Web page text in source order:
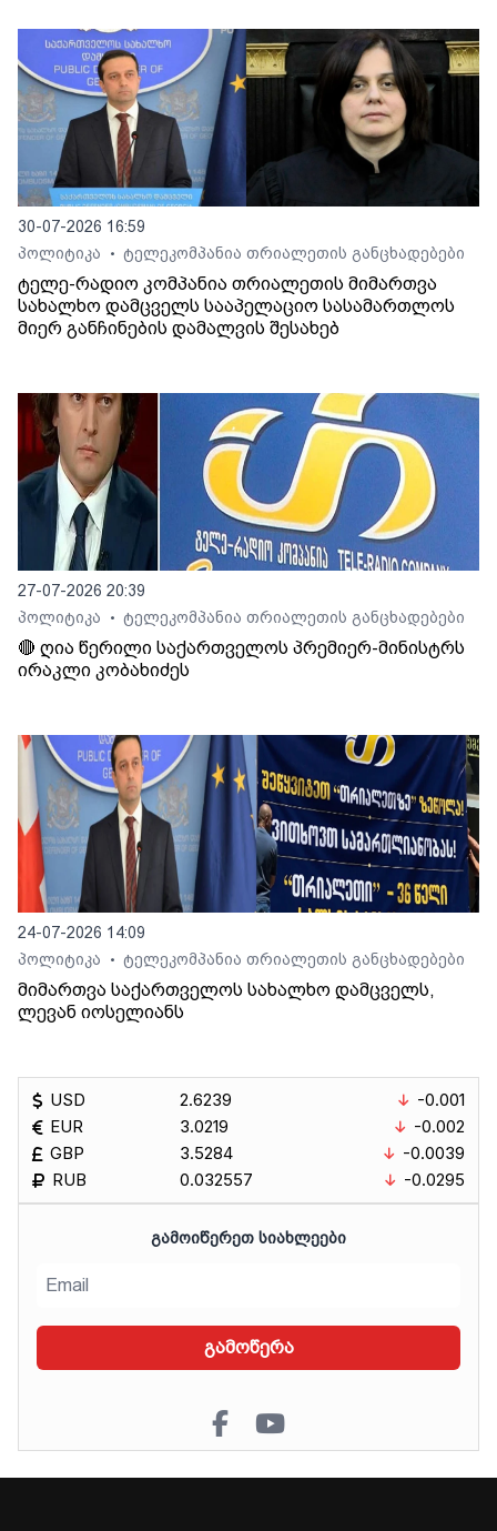
30-07-2026 16:59
პოლიტიკა
• ტელეკომპანია თრიალეთის განცხადებები
ტელე-რადიო კომპანია თრიალეთის მიმართვა
სახალხო დამცველს სააპელაციო სასამართლოს
მიერ განჩინების დამალვის შესახებ
27-07-2026 20:39
პოლიტიკა
• ტელეკომპანია თრიალეთის განცხადებები
🔴 ღია წერილი საქართველოს პრემიერ-მინისტრს
ირაკლი კობახიძეს
24-07-2026 14:09
პოლიტიკა
• ტელეკომპანია თრიალეთის განცხადებები
მიმართვა საქართველოს სახალხო დამცველს,
ლევან იოსელიანს
USD
EUR
GBP
RUB
2.6239
3.0219
3.5284
0.032557
-0.001
-0.002
-0.0039
-0.0295
ᲒᲐᲛᲝᲘᲬᲔᲠᲔᲗ ᲡᲘᲐᲮᲚᲔᲔᲑᲘ
გამოწერა